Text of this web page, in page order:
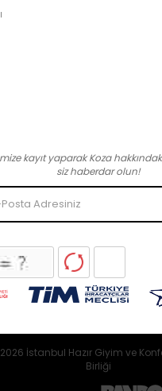
kayıt yaparak Koza
siz haberdar olun!
İstanbul Hazır Giyim ve
Birliği